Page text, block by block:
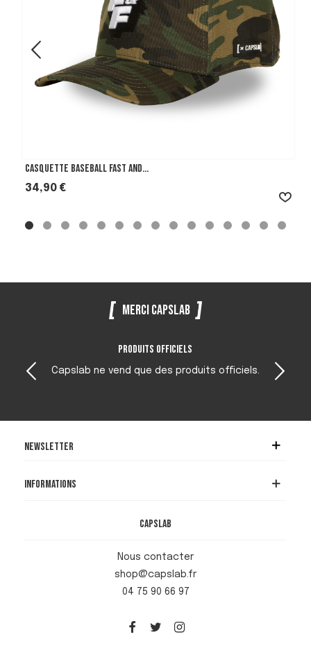
Casquette Baseball Fast And...
Prix
34,90 €
Merci Capslab
Produits officiels
Capslab ne vend que des produits officiels.
Newsletter
Informations
Capslab
Nous contacter
shop@capslab.fr
04 75 90 66 97